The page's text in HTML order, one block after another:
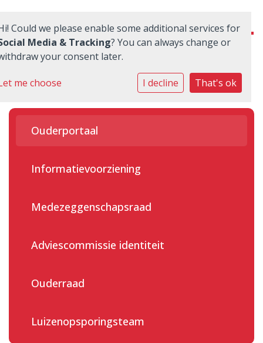
Onze school
Ouders
Praktische zaken
Nieuwe leerlingen
Aanmelden
Contact
Ouderportaal
Informatievoorziening
Medezeggenschapsraad
Adviescommissie identiteit
Ouderraad
Luizenopsporingsteam
Could we please enable some additional services for
Media & Tracking? You can always change or
your consent later.
me choose I decline That's ok